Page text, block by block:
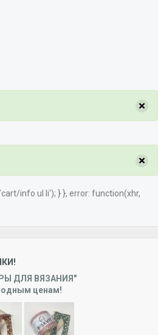
×
×
info ul li'); } }, error: function(xhr,
ДЛЯ ВЯЗАНИЯ"
ценам!